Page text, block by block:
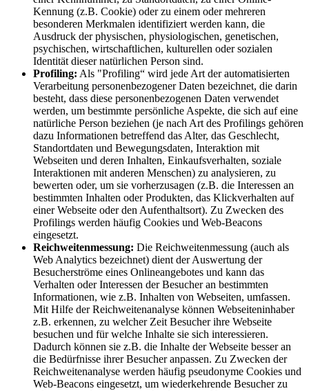
Kennung (z.B. Cookie) oder zu einem oder mehreren
besonderen Merkmalen identifiziert werden kann, die
Ausdruck der physischen, physiologischen, genetischen,
psychischen, wirtschaftlichen, kulturellen oder sozialen
Identität dieser natürlichen Person sind.
Profiling: Als "Profiling“ wird jede Art der automatisierten
Verarbeitung personenbezogener Daten bezeichnet, die darin
besteht, dass diese personenbezogenen Daten verwendet
werden, um bestimmte persönliche Aspekte, die sich auf eine
natürliche Person beziehen (je nach Art des Profilings gehören
dazu Informationen betreffend das Alter, das Geschlecht,
Standortdaten und Bewegungsdaten, Interaktion mit
Webseiten und deren Inhalten, Einkaufsverhalten, soziale
Interaktionen mit anderen Menschen) zu analysieren, zu
bewerten oder, um sie vorherzusagen (z.B. die Interessen an
bestimmten Inhalten oder Produkten, das Klickverhalten auf
einer Webseite oder den Aufenthaltsort). Zu Zwecken des
Profilings werden häufig Cookies und Web-Beacons
eingesetzt.
Reichweitenmessung: Die Reichweitenmessung (auch als
Web Analytics bezeichnet) dient der Auswertung der
Besucherströme eines Onlineangebotes und kann das
Verhalten oder Interessen der Besucher an bestimmten
Informationen, wie z.B. Inhalten von Webseiten, umfassen.
Mit Hilfe der Reichweitenanalyse können Webseiteninhaber
z.B. erkennen, zu welcher Zeit Besucher ihre Webseite
besuchen und für welche Inhalte sie sich interessieren.
Dadurch können sie z.B. die Inhalte der Webseite besser an
die Bedürfnisse ihrer Besucher anpassen. Zu Zwecken der
Reichweitenanalyse werden häufig pseudonyme Cookies und
Web-Beacons eingesetzt, um wiederkehrende Besucher zu